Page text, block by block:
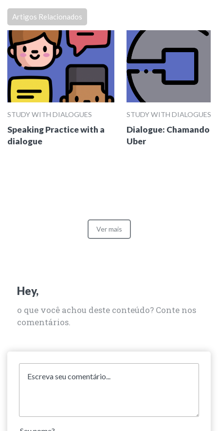
Artigos Relacionados
STUDY WITH DIALOGUES
Speaking Practice with a
dialogue
STUDY WITH DIALOGUES
Dialogue: Chamando o
Uber
Ver mais
Hey,
o que você achou deste conteúdo? Conte nos
comentários.